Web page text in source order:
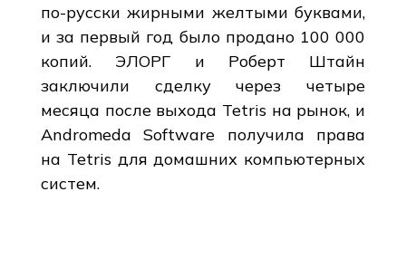
по-русски жирными желтыми буквами,
и за первый год было продано 100 000
копий. ЭЛОРГ и Роберт Штайн
заключили сделку через четыре
месяца после выхода Tetris на рынок, и
Andromeda Software получила права
на Tetris для домашних компьютерных
систем.